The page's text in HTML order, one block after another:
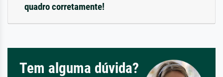
quadro corretamente!
Tem alguma dúvida?